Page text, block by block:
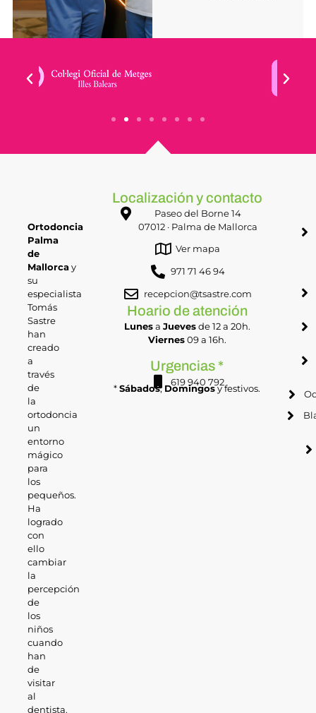
Localización y contacto
Paseo del Borne 14
07012 · Palma de Mallorca
Ver mapa
971 71 46 94
recepcion@tsastre.com
Hoario de atención
Lunesa Juevesde 12 a 20h.
Viernes09 a 16h.
Urgencias *
619 940 792
*Sábados, Domingosy festivos.
Ortodoncia
Palma
de
Mallorcay
su
especialista
Tomás
Sastre
han
creado
a
través
de
la
ortodoncia
un
entorno
mágico
para
los
pequeños.
Ha
logrado
con
ello
cambiar
la
percepción
de
los
niños
cuando
han
de
visitar
al
dentista.